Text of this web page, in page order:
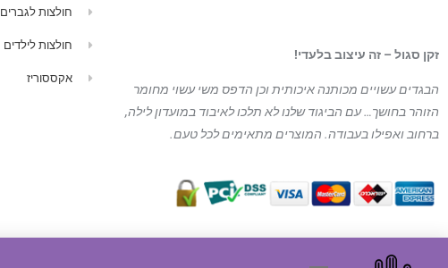
זקן סגול – זה עיצוב בלעדי!
הבגדים עשויים מכותנה איכותית וכן הדפס משי עשוי מחומר
הזוהר בחושך… עם הביגודשלנו לא תלכו לאיבוד במועדון לילה,
ברחוב ואפילו בעבודה. המוצרים מתאימים לכל טעם.
חולצות לגברים
חולצות לילדים
אקססוריז